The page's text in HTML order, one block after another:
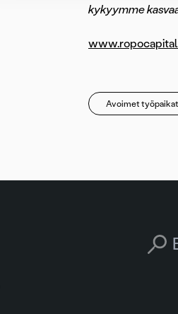
kykyymme
Avoimet työpaikat